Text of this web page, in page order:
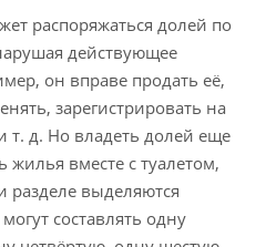
распоряжаться долей по
действующее
он вправе продать её,
зарегистрировать на
т. д. Но владеть долей еще
жилья вместе с туалетом,
выделяются
составлять одну